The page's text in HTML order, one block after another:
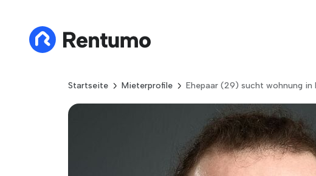
Startseite Mieterprofile Ehepaar (29) sucht wohnung in